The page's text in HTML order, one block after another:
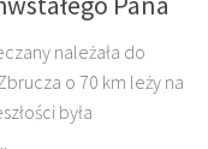
należała do
o 70 km leży na
była